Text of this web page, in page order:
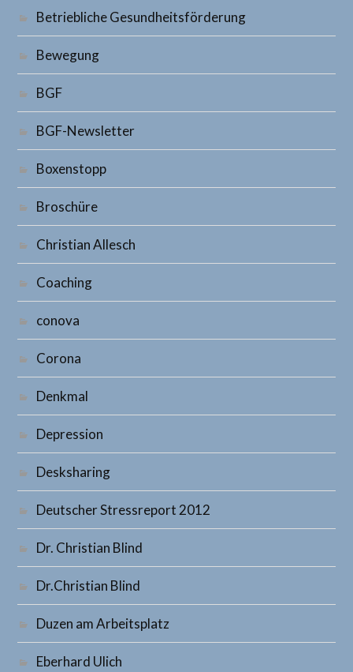
Betriebliche Gesundheitsförderung
Bewegung
BGF
BGF-Newsletter
Boxenstopp
Broschüre
Christian Allesch
Coaching
conova
Corona
Denkmal
Depression
Desksharing
Deutscher Stressreport 2012
Dr. Christian Blind
Dr.Christian Blind
Duzen am Arbeitsplatz
Eberhard Ulich